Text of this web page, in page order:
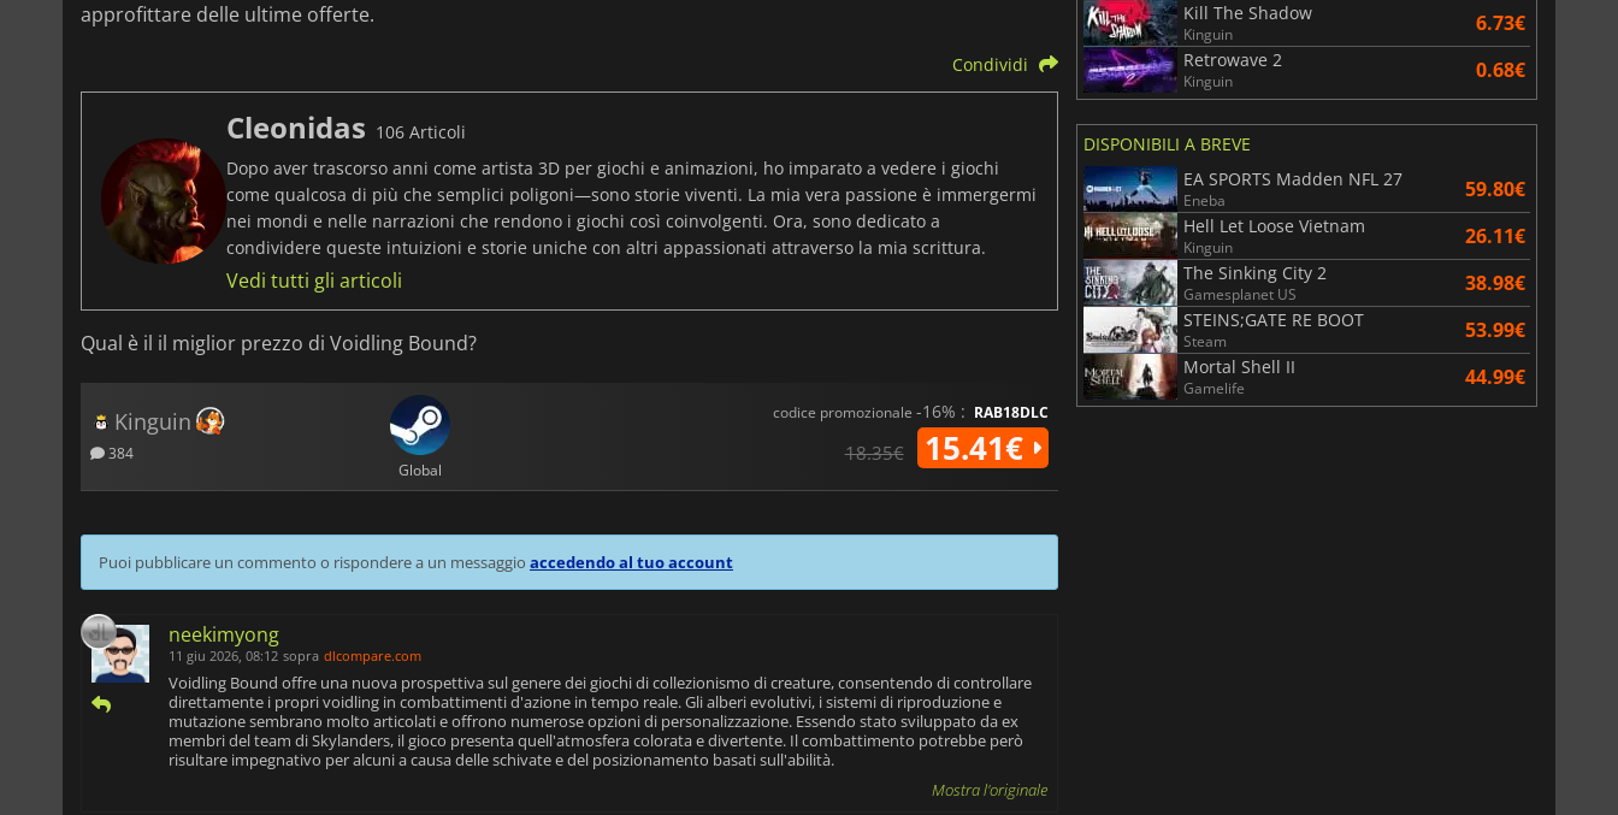
approfittare delle ultime offerte.
Condividi
Cleonidas 106 Articoli
Dopo aver trascorso anni come artista 3D per giochi e animazioni, ho imparato a vedere i giochi
come qualcosa di più che semplici poligoni—sono storie viventi. La mia vera passione è immergermi
nei mondi e nelle narrazioni che rendono i giochi così coinvolgenti. Ora, sono dedicato a
condividere queste intuizioni e storie uniche con altri appassionati attraverso la mia scrittura.
Vedi tutti gli articoli
Qual è il il miglior prezzo di Voidling Bound?
Kinguin
384
Global
codice promozionale -16% : RAB18DLC
18.35€ 15.41€
Puoi pubblicare un commento o rispondere a un messaggio accedendo al tuo account
neekimyong
11 giu 2026, 08:12 sopra dlcompare.com
Voidling Bound offre una nuova prospettiva sul genere dei giochi di collezionismo di creature, consentendo di controllare
direttamente i propri voidling in combattimenti d'azione in tempo reale. Gli alberi evolutivi, i sistemi di riproduzione e
mutazione sembrano molto articolati e offrono numerose opzioni di personalizzazione. Essendo stato sviluppato da ex
membri del team di Skylanders, il gioco presenta quell'atmosfera colorata e divertente. Il combattimento potrebbe però
risultare impegnativo per alcuni a causa delle schivate e del posizionamento basati sull'abilità.
Mostra l'originale
Kill The Shadow
Kinguin 6.73€
Retrowave 2
Kinguin 0.68€
DISPONIBILI A BREVE
EA SPORTS Madden NFL 27
Eneba 59.80€
Hell Let Loose Vietnam
Kinguin 26.11€
The Sinking City 2
Gamesplanet US 38.98€
STEINS;GATE RE BOOT
Steam 53.99€
Mortal Shell II
Gamelife 44.99€